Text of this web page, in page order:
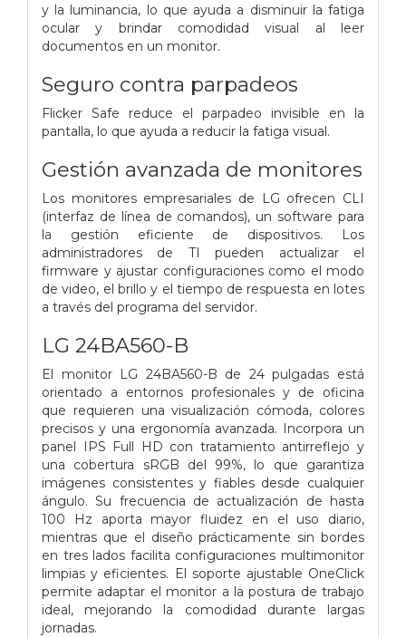
y la luminancia, lo que ayuda a disminuir la fatiga
ocular y brindar comodidad visual al leer
documentos en un monitor.
Seguro contra parpadeos
Flicker Safe reduce el parpadeo invisible en la
pantalla, lo que ayuda a reducir la fatiga visual.
Gestión avanzada de monitores
Los monitores empresariales de LG ofrecen CLI
(interfaz de línea de comandos), un software para
la gestión eficiente de dispositivos. Los
administradores de TI pueden actualizar el
firmware y ajustar configuraciones como el modo
de video, el brillo y el tiempo de respuesta en lotes
a través del programa del servidor.
LG 24BA560-B
El monitor LG 24BA560-B de 24 pulgadas está
orientado a entornos profesionales y de oficina
que requieren una visualización cómoda, colores
precisos y una ergonomía avanzada. Incorpora un
panel IPS Full HD con tratamiento antirreflejo y
una cobertura sRGB del 99%, lo que garantiza
imágenes consistentes y fiables desde cualquier
ángulo. Su frecuencia de actualización de hasta
100 Hz aporta mayor fluidez en el uso diario,
mientras que el diseño prácticamente sin bordes
en tres lados facilita configuraciones multimonitor
limpias y eficientes. El soporte ajustable OneClick
permite adaptar el monitor a la postura de trabajo
ideal, mejorando la comodidad durante largas
jornadas.